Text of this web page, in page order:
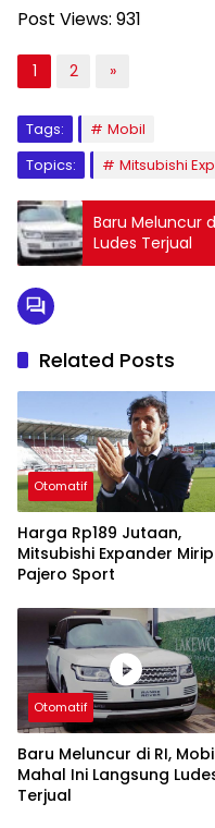
Post Views: 931
1 2 »
Tags:
Mobil
Topics:
Mitsubishi
Baru Meluncur
Ludes Terjual
Related Posts
Otomatif
Harga Rp189 Jutaan,
Mitsubishi Expander Mirip
Pajero Sport
Otomatif
Baru Meluncur di RI,
Mahal Ini Langsung
Terjual